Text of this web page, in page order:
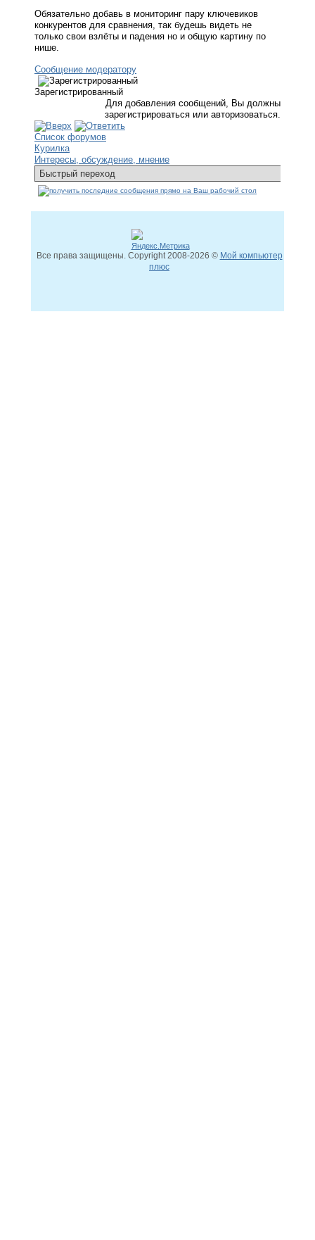
Обязательно добавь в мониторинг пару ключевиков
конкурентов для сравнения, так будешь видеть не
только свои взлёты и падения но и общую картину по
нише.
Сообщение модератору
Зарегистрированный
Для добавления сообщений, Вы должны
зарегистрироваться или авторизоваться.
Список форумов
Курилка
Интересы, обсуждение, мнение
Все права защищены. Copyright2008-2026 © Мой компьютер
плюс